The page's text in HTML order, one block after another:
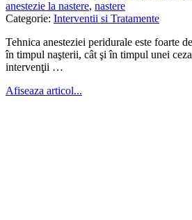
anestezie la nastere, nastere
Categorie: Interventii si Tratamente
Tehnica anesteziei peridurale este foarte
în timpul naşterii, cât şi în timpul unei
intervenţii …
Afiseaza articol...